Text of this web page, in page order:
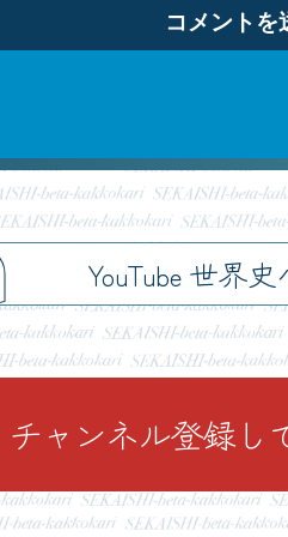
YouTube 世界史
チャンネル登録